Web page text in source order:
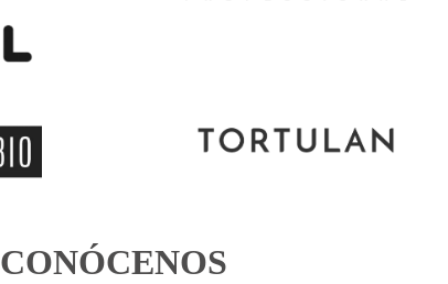
CONÓCENOS